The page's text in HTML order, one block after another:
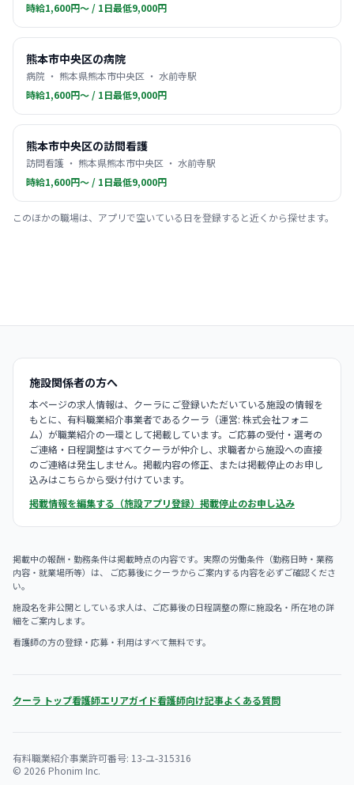
時給1,600円〜 / 1日最低9,000円
熊本市中央区の病院
病院 ・ 熊本県熊本市中央区 ・ 水前寺駅
時給1,600円〜 / 1日最低9,000円
熊本市中央区の訪問看護
訪問看護 ・ 熊本県熊本市中央区 ・ 水前寺駅
時給1,600円〜 / 1日最低9,000円
このほかの職場は、アプリで空いている日を登録すると近くから探せます。
施設関係者の方へ
本ページの求人情報は、クーラにご登録いただいている施設の情報を
もとに、有料職業紹介事業者であるクーラ（運営: 株式会社フォニ
ム）が職業紹介の一環として掲載しています。ご応募の受付・選考の
ご連絡・日程調整はすべてクーラが仲介し、求職者から施設への直接
のご連絡は発生しません。掲載内容の修正、または掲載停止のお申し
込みはこちらから受け付けています。
掲載情報を編集する（施設アプリ登録） 掲載停止のお申し込み
掲載中の報酬・勤務条件は掲載時点の内容です。実際の労働条件（勤務日時・業務
内容・就業場所等）は、 ご応募後にクーラからご案内する内容を必ずご確認くださ
い。
施設名を非公開としている求人は、ご応募後の日程調整の際に施設名・所在地の詳
細をご案内します。
看護師の方の登録・応募・利用はすべて無料です。
クーラ トップ看護師エリアガイド看護師向け記事よくある質問
有料職業紹介事業許可番号: 13-ユ-315316
© 2026 Phonim Inc.